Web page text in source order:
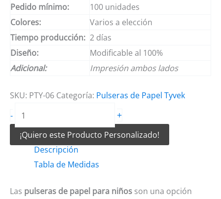
Pedido mínimo:
100 unidades
Colores:
Varios a elección
Tiempo producción: 2 días
Diseño:
Modificable al 100%
Adicional:
Impresión ambos lados
SKU: PTY-06 Categoría: Pulseras de Papel Tyvek
-
de
papel
+
¡Quiero este Producto Personalizado!
Descripción
Tabla de Medidas
Las pulseras de papel para niños son una opción